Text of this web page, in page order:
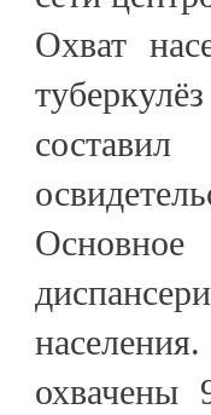
Охват
Основное
охвачены